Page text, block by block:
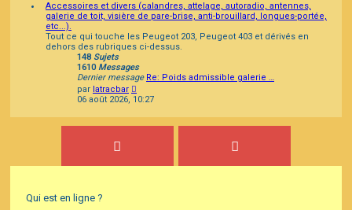
Accessoires et divers (calandres, attelage, autoradio, antennes,
galerie de toit, visière de pare-brise, anti-brouillard, longues-portée,
etc...).
Tout ce qui touche les Peugeot 203, Peugeot 403 et dérivés en
dehors des rubriques ci-dessus.
148 Sujets
1610Messages
Dernier message Re: Poids admissible galerie …
par latracbar
le
message
06 août 2026, 10:27
Qui est en ligne ?